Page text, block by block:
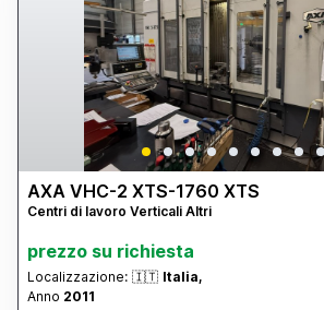
AXA VHC-2 XTS-1760 XTS
Centri di lavoro Verticali Altri
prezzo su richiesta
Localizzazione: 🇮🇹 Italia,
Anno 2011